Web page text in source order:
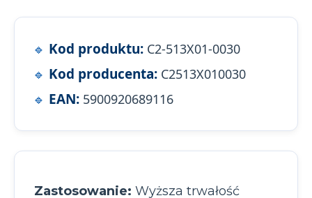
Kod produktu: C2-513X01-0030
Kod producenta: C2513X010030
EAN: 5900920689116
Zastosowanie: Wyższa trwałość